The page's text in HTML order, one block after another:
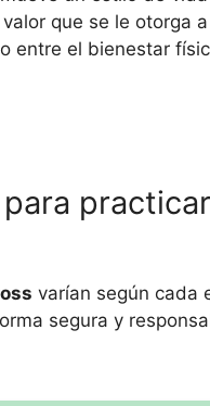
que se le otorga
entre el bienestar
varían según cada
segura y